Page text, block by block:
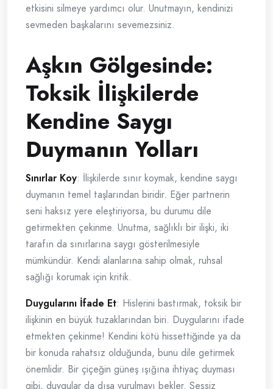
etkisini silmeye yardımcı olur. Unutmayın, kendinizi
sevmeden başkalarını sevemezsiniz.
Aşkın Gölgesinde:
Toksik İlişkilerde
Kendine Saygı
Duymanın Yolları
Sınırlar Koy: İlişkilerde sınır koymak, kendine saygı
duymanın temel taşlarından biridir. Eğer partnerin
seni haksız yere eleştiriyorsa, bu durumu dile
getirmekten çekinme. Unutma, sağlıklı bir ilişki, iki
tarafın da sınırlarına saygı gösterilmesiyle
mümkündür. Kendi alanlarına sahip olmak, ruhsal
sağlığı korumak için kritik.
Duygularını İfade Et: Hislerini bastırmak, toksik bir
ilişkinin en büyük tuzaklarından biri. Duygularını ifade
etmekten çekinme! Kendini kötü hissettiğinde ya da
bir konuda rahatsız olduğunda, bunu dile getirmek
önemlidir. Bir çiçeğin güneş ışığına ihtiyaç duyması
gibi, duygular da dışa vurulmayı bekler. Sessiz